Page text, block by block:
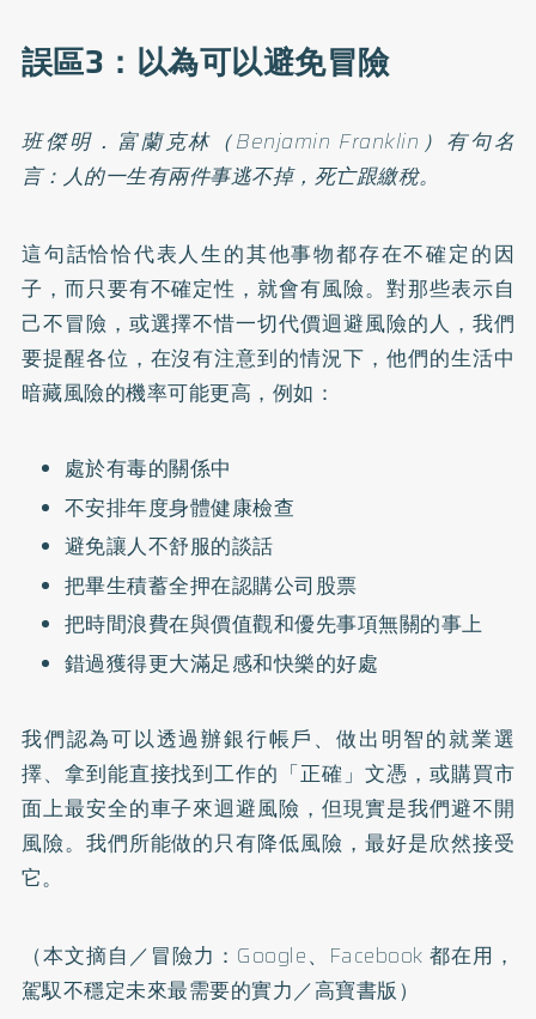
誤區3：以為可以避免冒險
班傑明．富蘭克林（Benjamin Franklin）有句名
言：人的一生有兩件事逃不掉，死亡跟繳稅。
這句話恰恰代表人生的其他事物都存在不確定的因
子，而只要有不確定性，就會有風險。對那些表示自
己不冒險，或選擇不惜一切代價迴避風險的人，我們
要提醒各位，在沒有注意到的情況下，他們的生活中
暗藏風險的機率可能更高，例如：
處於有毒的關係中
不安排年度身體健康檢查
避免讓人不舒服的談話
把畢生積蓄全押在認購公司股票
把時間浪費在與價值觀和優先事項無關的事上
錯過獲得更大滿足感和快樂的好處
我們認為可以透過辦銀行帳戶、做出明智的就業選
擇、拿到能直接找到工作的「正確」文憑，或購買市
面上最安全的車子來迴避風險，但現實是我們避不開
風險。我們所能做的只有降低風險，最好是欣然接受
它。
（本文摘自／冒險力：Google、Facebook 都在用，
駕馭不穩定未來最需要的實力／高寶書版）